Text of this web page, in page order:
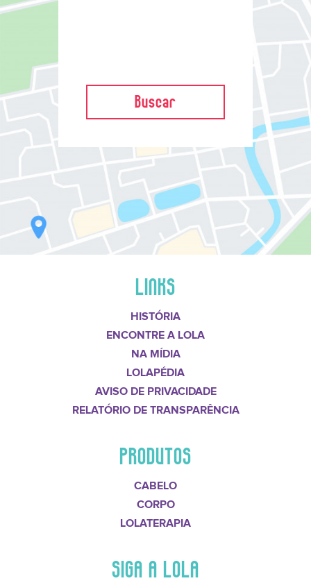
Buscar
LINKS
HISTÓRIA
ENCONTRE A LOLA
NA MÍDIA
LOLAPÉDIA
AVISO DE PRIVACIDADE
RELATÓRIO DE TRANSPARÊNCIA
PRODUTOS
CABELO
CORPO
LOLATERAPIA
SIGA A LOLA